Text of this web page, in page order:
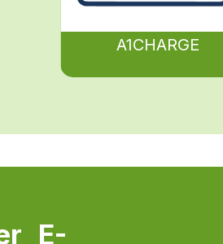
A1CHARGE
E-